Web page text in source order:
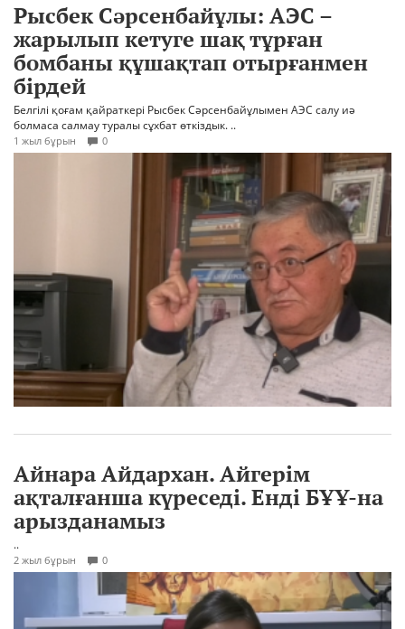
Рысбек Сәрсенбайұлы: АЭС –
жарылып кетуге шақ тұрған
бомбаны құшақтап отырғанмен
бірдей
Белгілі қоғам қайраткері Рысбек Сәрсенбайұлымен АЭС салу иә
болмаса салмау туралы сұхбат өткіздык. ..
1 жыл бұрын 0
Айнара Айдархан. Айгерім
ақталғанша күреседі. Енді БҰҰ-на
арызданамыз
..
2 жыл бұрын 0